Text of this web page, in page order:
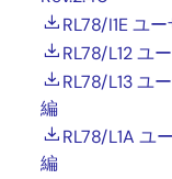
RL78/I1E ユ
RL78/L12 ユ
RL78/L13 ユ
編
RL78/L1A ユ
編